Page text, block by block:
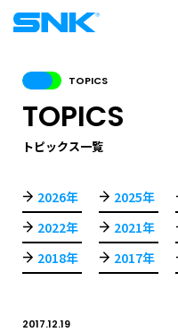
会社情報
SERVICE
事業紹介
採用情報
ABOUT
このサイトについて
TOPICS
TOPICS
トピックス一覧
2026年 2025年
2022年
2021年
2018年
2017年
2017.12.19